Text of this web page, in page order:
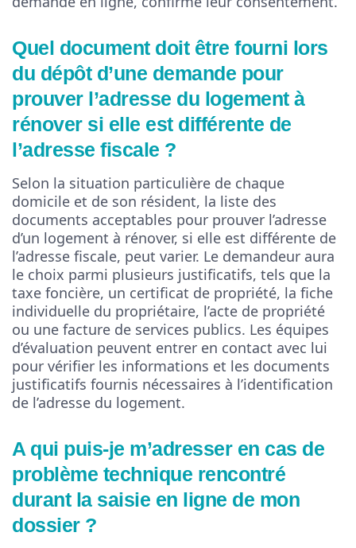
Quel document doit être fourni lors
du dépôt d’une demande pour
prouver l’adresse du logement à
rénover si elle est différente de
l’adresse fiscale ?
Selon la situation particulière de chaque
domicile et de son résident, la liste des
documents acceptables pour prouver l’adresse
d’un logement à rénover, si elle est différente de
l’adresse fiscale, peut varier. Le demandeur aura
le choix parmi plusieurs justificatifs, tels que la
taxe foncière, un certificat de propriété, la fiche
individuelle du propriétaire, l’acte de propriété
ou une facture de services publics. Les équipes
d’évaluation peuvent entrer en contact avec lui
pour vérifier les informations et les documents
justificatifs fournis nécessaires à l’identification
de l’adresse du logement.
A qui puis-je m’adresser en cas de
problème technique rencontré
durant la saisie en ligne de mon
dossier ?